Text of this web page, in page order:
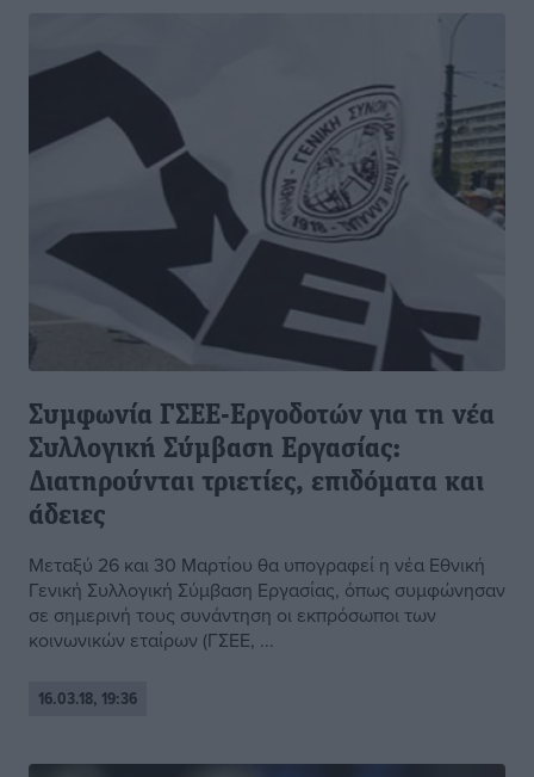
Συμφωνία ΓΣΕΕ-Εργοδοτών για τη νέα
Συλλογική Σύμβαση Εργασίας:
Διατηρούνται τριετίες, επιδόματα και
άδειες
Μεταξύ 26 και 30 Μαρτίου θα υπογραφεί η νέα Εθνική
Γενική Συλλογική Σύμβαση Εργασίας, όπως συμφώνησαν
σε σημερινή τους συνάντηση οι εκπρόσωποι των
κοινωνικών εταίρων (ΓΣΕΕ, ...
16.03.18, 19:36